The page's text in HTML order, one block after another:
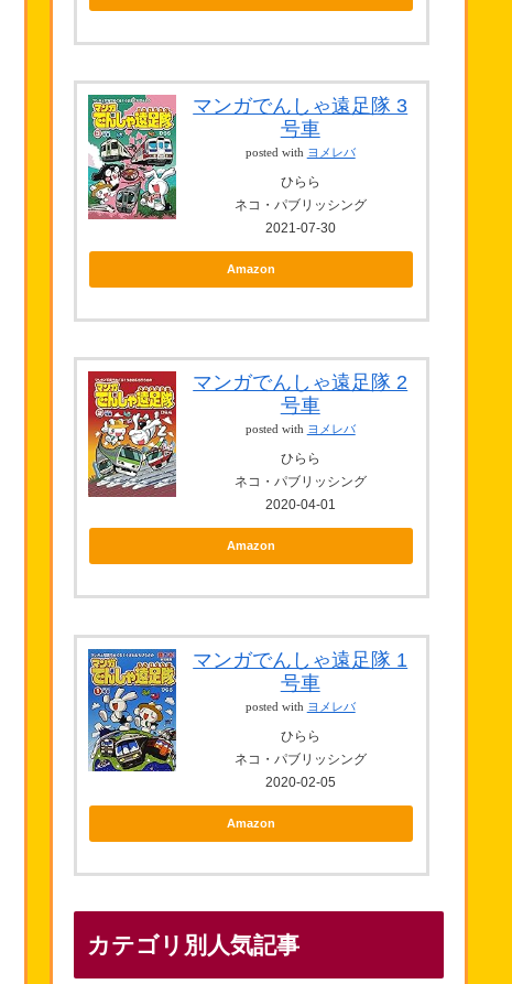
マンガでんしゃ遠足隊 3
号車
posted with ヨメレバ
ひらら
ネコ・パブリッシング
2021-07-30
Amazon
マンガでんしゃ遠足隊 2
号車
posted with ヨメレバ
ひらら
ネコ・パブリッシング
2020-04-01
Amazon
マンガでんしゃ遠足隊 1
号車
posted with ヨメレバ
ひらら
ネコ・パブリッシング
2020-02-05
Amazon
カテゴリ別人気記事